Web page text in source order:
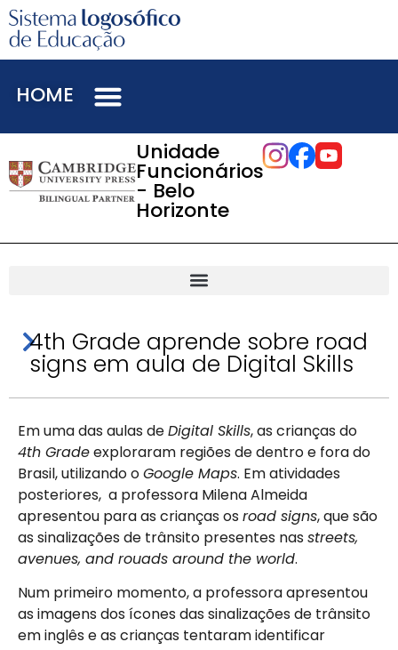
HOME
Unidade
Funcionários
- Belo
Horizonte
4th Grade aprende sobre road
signs em aula de Digital Skills
Em uma das aulas deDigital Skills, as crianças do
4th Gradeexploraram regiões de dentro e fora do
Brasil, utilizando oGoogle Maps. Em atividades
posteriores, a professora Milena Almeida
apresentou para as crianças os road signs, que são
as sinalizações de trânsito presentes nas streets,
avenues, and rouads around the world.
Num primeiro momento, a professora apresentou
as imagens dos ícones das sinalizações de trânsito
em inglês e as crianças tentaram identificar